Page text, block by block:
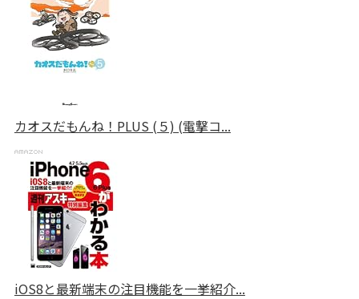
カオスだもんね！PLUS (５) (電撃コ...
iOS8と最新端末の注目機能を一挙紹介...